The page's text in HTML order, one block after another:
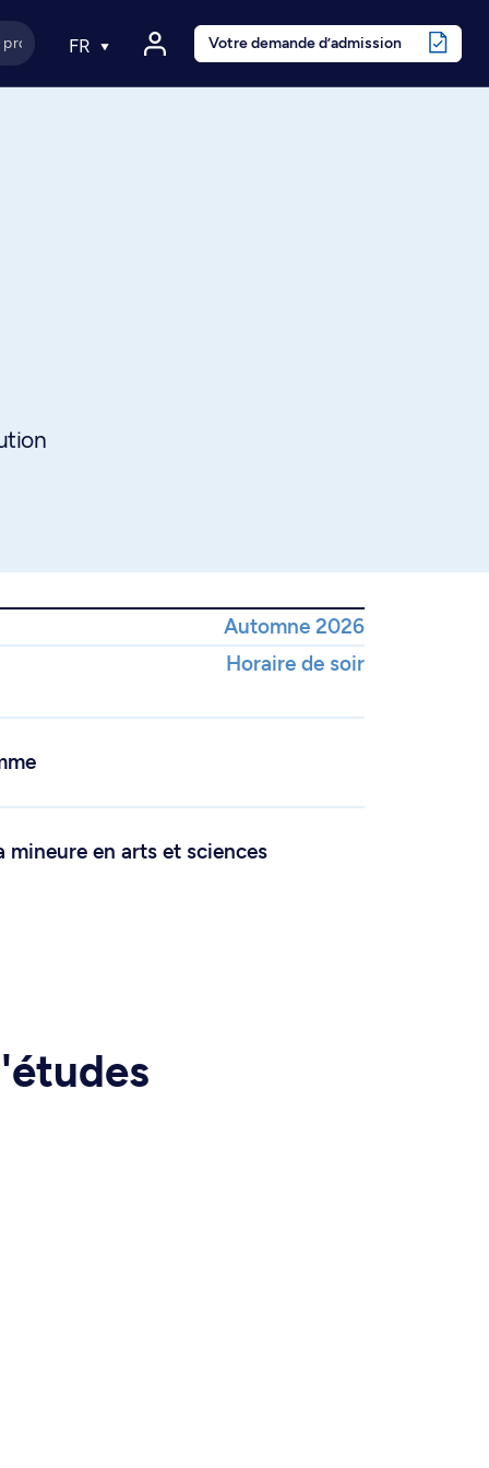
FR Votre demande d’admission
Automne 2026
Horaire de soir
mineure en arts et sciences